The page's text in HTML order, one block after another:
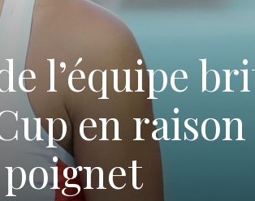
l’équipe
en raison